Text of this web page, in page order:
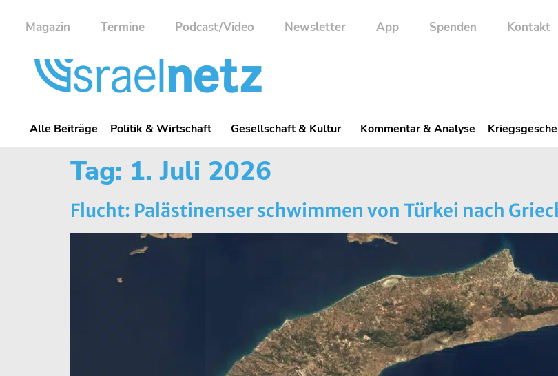
Magazin Termine Podcast/Video Newsletter App Spenden Kontakt
Alle Beiträge Politik & Wirtschaft Gesellschaft & Kultur Kommentar & Analyse
Tag: 1. Juli 2026
Flucht: Palästinenser schwimmen von Türkei nach